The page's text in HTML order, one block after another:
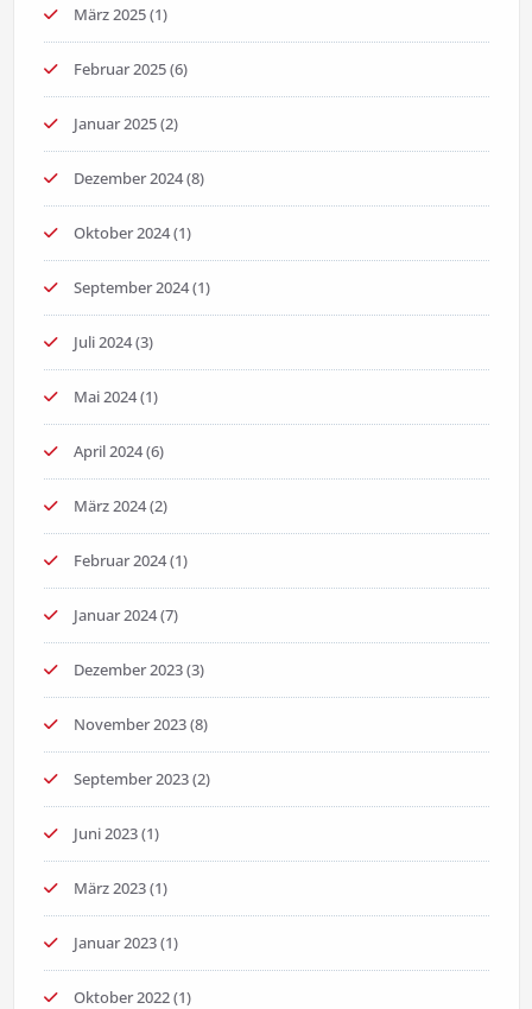
März 2025(1)
Februar 2025(6)
Januar 2025(2)
Dezember 2024(8)
Oktober 2024(1)
September 2024(1)
Juli 2024(3)
Mai 2024(1)
April 2024(6)
März 2024(2)
Februar 2024(1)
Januar 2024(7)
Dezember 2023(3)
November 2023(8)
September 2023(2)
Juni 2023(1)
März 2023(1)
Januar 2023(1)
Oktober 2022(1)